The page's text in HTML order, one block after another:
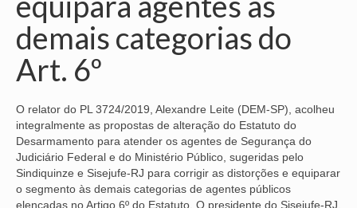
QUEM SOMOS
NOSSA HISTÓRIA
SUBSEDES
ARAÇATUBA
BAURU
PRESIDENTE PRUDENTE
demais categorias do
Art. 6º
O relator do PL 3724/2019, Alexandre Leite (DEM-SP), acolheu
integralmente as propostas de alteração do Estatuto do
Desarmamento para atender os agentes de Segurança do
Judiciário Federal e do Ministério Público, sugeridas pelo
Sindiquinze e Sisejufe-RJ para corrigir as distorções e equiparar
o segmento às demais categorias de agentes públicos
elencadas no Artigo 6º do Estatuto. O presidente do Sisejufe-RJ,